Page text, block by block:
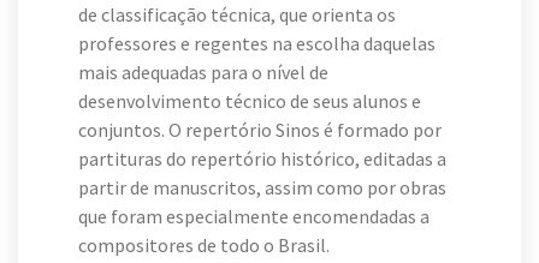
de classificação técnica, que orienta os
professores e regentes na escolha daquelas
mais adequadas para o nível de
desenvolvimento técnico de seus alunos e
conjuntos. O repertório Sinos é formado por
partituras do repertório histórico, editadas a
partir de manuscritos, assim como por obras
que foram especialmente encomendadas a
compositores de todo o Brasil.